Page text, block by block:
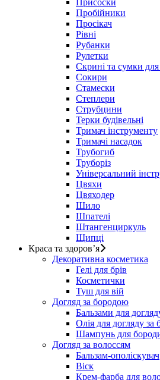
Присоски
Пробійники
Просікач
Рівні
Рубанки
Рулетки
Скрині та сумки для
Сокири
Стамески
Степлери
Струбцини
Терки будівельні
Тримач інструменту
Тримачі насадок
Трубогиб
Труборіз
Універсальний
Цвяхи
Цвяходер
Шило
Шпателі
Штангенциркуль
Щипці
Краса та здоров’я
Декоративна косметика
Гелі для брів
Косметички
Туш для вій
Догляд за бородою
Бальзами для
Олія для догляду за
Шампунь для
Догляд за волоссям
Бальзам-ополіскувач
Віск
Крем-фарба для